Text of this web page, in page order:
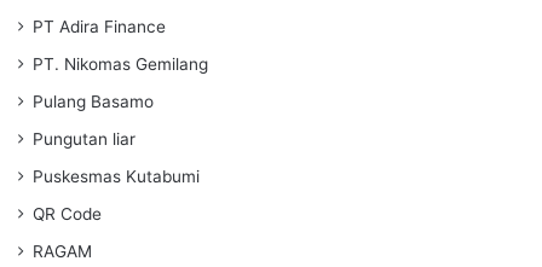
PT Adira Finance
PT. Nikomas Gemilang
Pulang Basamo
Pungutan liar
Puskesmas Kutabumi
QR Code
RAGAM